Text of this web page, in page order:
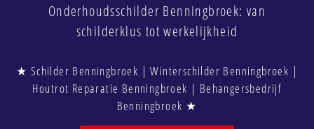
Onderhoudsschilder Benningbroek: van
schilderklus tot werkelijkheid
★ Schilder Benningbroek | Winterschilder Benningbroek |
Houtrot Reparatie Benningbroek | Behangersbedrijf
Benningbroek ★